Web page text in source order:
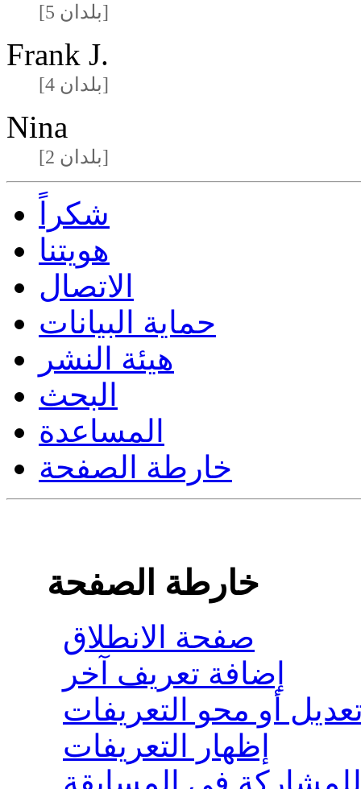
[5 بلدان]
Frank J.
[4 بلدان]
Nina
[2 بلدان]
شكراً
هويتنا
الاتصال
حماية البيانات
هيئة النشر
البحث
المساعدة
خارطة الصفحة
خارطة الصفحة
صفحة الانطلاق
إضافة تعريف آخر
أو محو التعريفات
إظهار التعريفات
في المسابقة